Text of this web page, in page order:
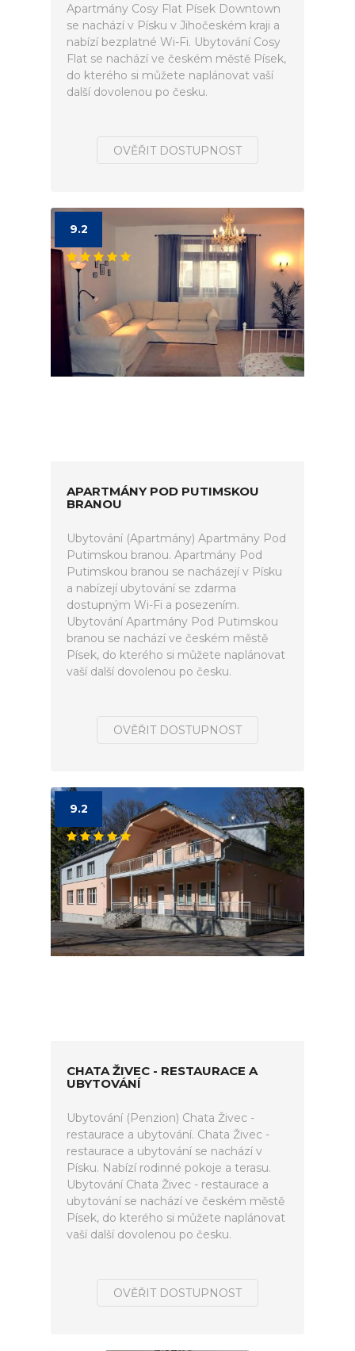
Apartmány Cosy Flat Písek Downtown
se nachází v Písku v Jihočeském kraji a
nabízí bezplatné Wi-Fi. Ubytování Cosy
Flat se nachází ve českém městě Písek,
do kterého si můžete naplánovat vaší
další dovolenou po česku.
OVĚŘIT DOSTUPNOST
9.2
APARTMÁNY POD PUTIMSKOU
BRANOU
Ubytování (Apartmány) Apartmány Pod
Putimskou branou. Apartmány Pod
Putimskou branou se nacházejí v Písku
a nabízejí ubytování se zdarma
dostupným Wi-Fi a posezením.
Ubytování Apartmány Pod Putimskou
branou se nachází ve českém městě
Písek, do kterého si můžete naplánovat
vaší další dovolenou po česku.
OVĚŘIT DOSTUPNOST
9.2
CHATA ŽIVEC - RESTAURACE A
UBYTOVÁNÍ
Ubytování (Penzion) Chata Živec -
restaurace a ubytování. Chata Živec -
restaurace a ubytování se nachází v
Písku. Nabízí rodinné pokoje a terasu.
Ubytování Chata Živec - restaurace a
ubytování se nachází ve českém městě
Písek, do kterého si můžete naplánovat
vaší další dovolenou po česku.
OVĚŘIT DOSTUPNOST